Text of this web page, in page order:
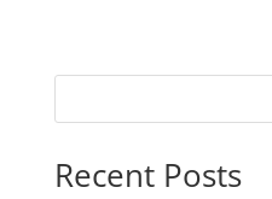
Recent Posts